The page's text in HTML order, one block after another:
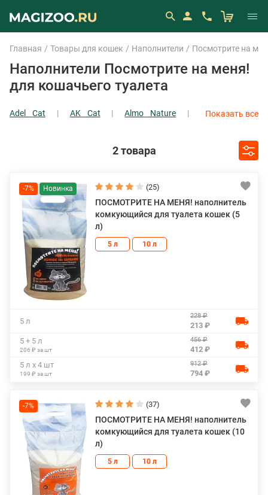
Главная Товары для кошек Наполнители Посмотрите на
Наполнители Посмотрите на меня!
для кошачьего туалета
Adel Cat AK Cat
Almo Nature
Показать все
2 товара
-7% (25)
ПОСМОТРИТЕ НА МЕНЯ! наполнитель
комкующийся для туалета кошек (5
л)
5 л 10 л
5 л
228 ₽
213 ₽
5 + 5 л
206 ₽ за шт
456 ₽
412 ₽
5 л х 4 шт
199 ₽ за шт
912 ₽
794 ₽
-7% (37)
ПОСМОТРИТЕ НА МЕНЯ! наполнитель
комкующийся для туалета кошек (10
л)
5 л 10 л